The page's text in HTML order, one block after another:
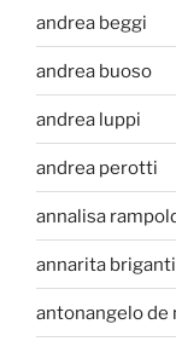
andrea beggi
andrea buoso
andrea luppi
andrea perotti
annalisa
annarita briganti
antonangelo de